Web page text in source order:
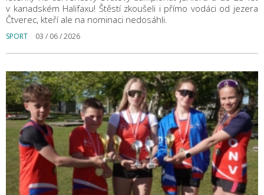
v kanadském Halifaxu! Štěstí zkoušeli i přímo vodáci od jezera
Čtverec, kteří ale na nominaci nedosáhli.
SPORT 03 / 06 / 2026